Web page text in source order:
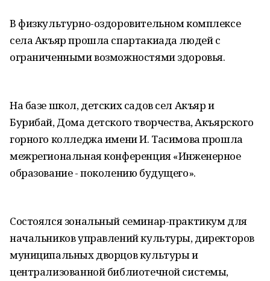
В физкультурно-оздоровительном комплексе
села Акъяр прошла спартакиада людей с
ограниченными возможностями здоровья.
На базе школ, детских садов сел Акъяр и
Бурибай, Дома детского творчества, Акъярского
горного колледжа имени И. Тасимова прошла
межрегиональная конференция «Инженерное
образование - поколению будущего».
Состоялся зональный семинар-практикум для
начальников управлений культуры, директоров
муниципальных дворцов культуры и
централизованной библиотечной системы,